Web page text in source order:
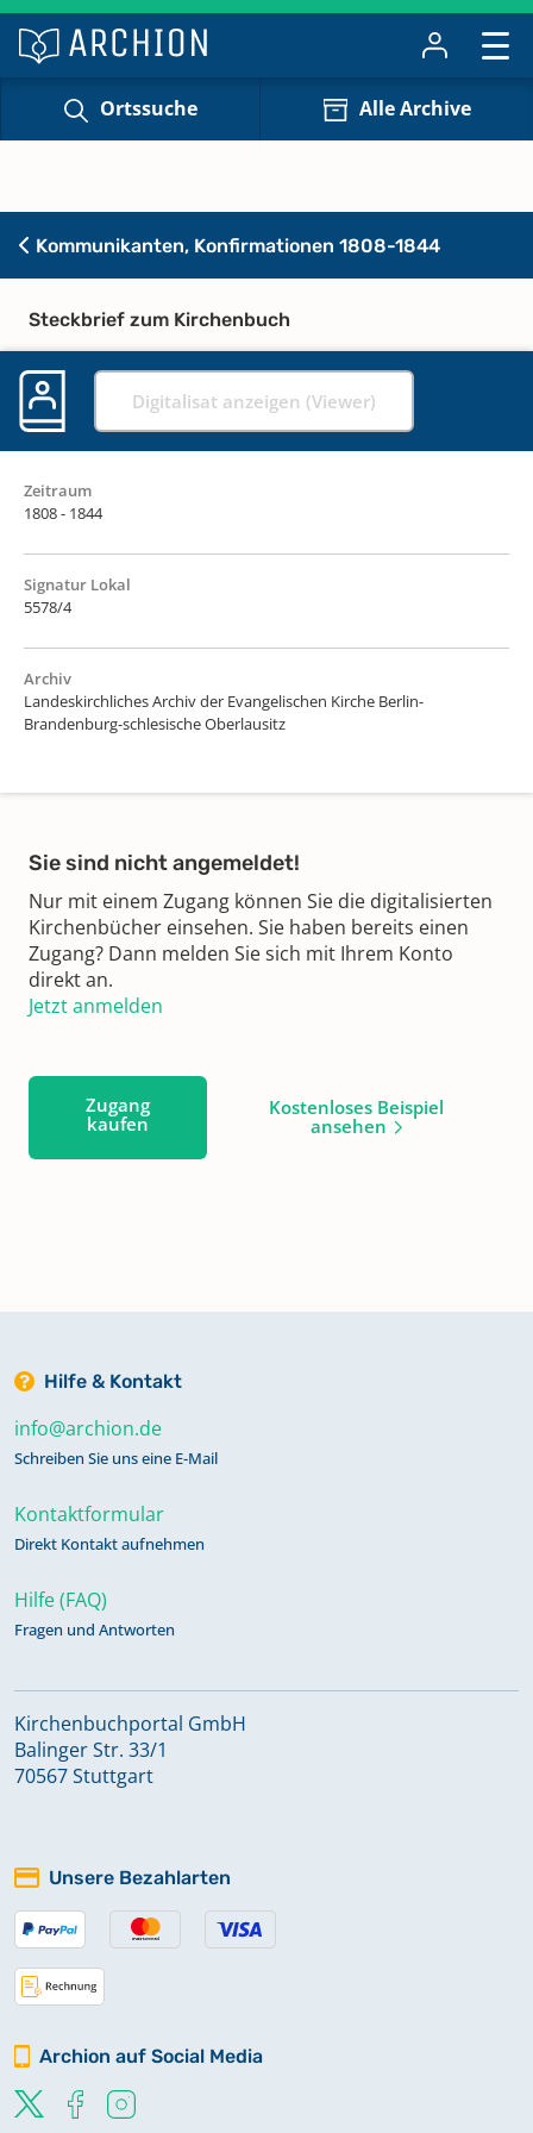
Ortssuche Alle Archive
Kommunikanten, Konfirmationen 1808-1844
Steckbrief zum Kirchenbuch
Digitalisat anzeigen (Viewer)
Zeitraum
1808 - 1844
Signatur Lokal
5578/4
Archiv
Landeskirchliches Archiv der Evangelischen Kirche Berlin-
Brandenburg-schlesische Oberlausitz
Sie sind nicht angemeldet!
Nur mit einem Zugang können Sie die digitalisierten
Kirchenbücher einsehen. Sie haben bereits einen
Zugang? Dann melden Sie sich mit Ihrem Konto
direkt an.
Jetzt anmelden
Zugang
kaufen
Kostenloses Beispiel
ansehen
Hilfe & Kontakt
info@archion.de
Schreiben Sie uns eine E-Mail
Kontaktformular
Direkt Kontakt aufnehmen
Hilfe (FAQ)
Fragen und Antworten
Kirchenbuchportal GmbH
Balinger Str. 33/1
70567 Stuttgart
Unsere Bezahlarten
Archion auf Social Media